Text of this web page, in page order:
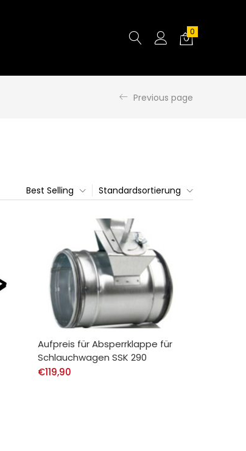
0
Previous page
Standardsortierung
Best Selling
Aufpreis für Absperrklappe für
Schlauchwagen SSK 290
€119,90